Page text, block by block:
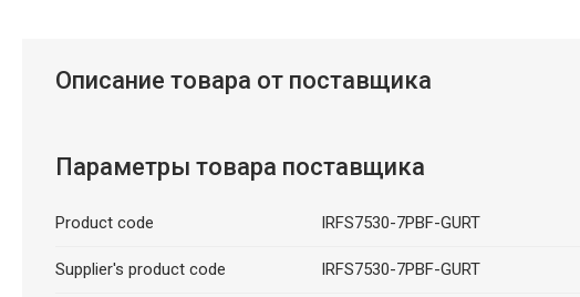
Описание товара от поставщика
Параметры товара поставщика
Product code IRFS7530-7PBF-GURT
Supplier's product code IRFS7530-7PBF-GURT